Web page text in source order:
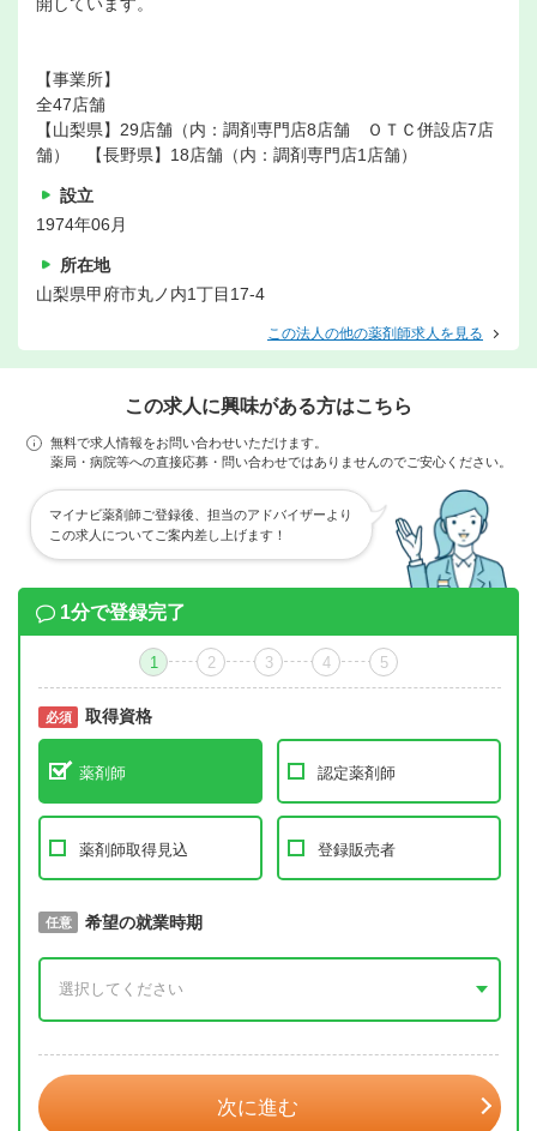
【事業所】
全47店舗
【山梨県】29店舗（内：調剤専門店8店舗 ＯＴＣ併設店7店
舗） 【長野県】18店舗（内：調剤専門店1店舗）
設立
1974年06月
所在地
山梨県甲府市丸ノ内1丁目17-4
この法人の他の薬剤師求人を見る
この求人に興味がある方はこちら
無料で求人情報をお問い合わせいただけます。
薬局・病院等への直接応募・問い合わせではありませんのでご安心ください。
マイナビ薬剤師ご登録後、担当のアドバイザーより
この求人についてご案内差し上げます！
1分で登録完了
1 2 3 4 5
必須 取得資格
薬剤師 認定薬剤師
薬剤師取得見込 登録販売者
必須 取得予定年
任意 希望の就業時期
次に進む